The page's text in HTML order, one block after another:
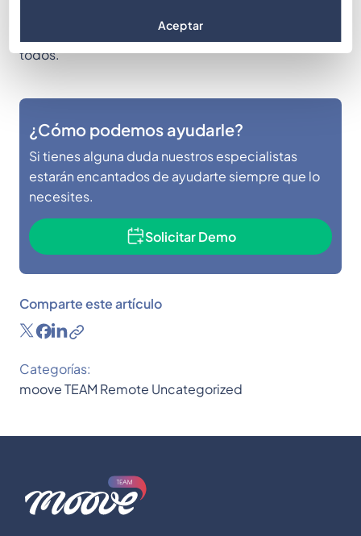
brindar momentos alegres y memorables para
todos.
¿Cómo podemos ayudarle?
Si tienes alguna duda nuestros especialistas
estarán encantados de ayudarte siempre que lo
necesites.
Solicitar Demo
Comparte este artículo
Categorías:
moove TEAM Remote Uncategorized
Aceptar